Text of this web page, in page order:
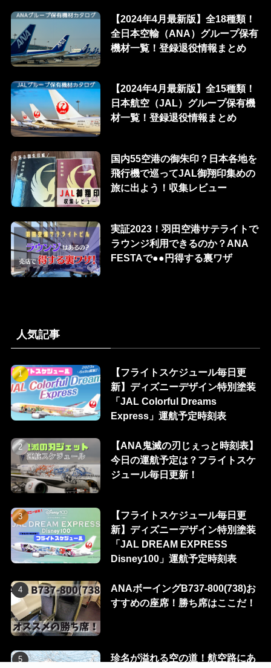
【2024年4月最新版】全18種類！
全日本空輸（ANA）グループ保有
機材一覧！登録退役情報まとめ
【2024年4月最新版】全15種類！
日本航空（JAL）グループ保有機
材一覧！登録退役情報まとめ
国内55空港の御朱印？日本各地を
飛行機で巡ってJAL御翔印集めの
旅に出よう！収集レビュー
実証2023！羽田空港サテライトで
ラウンジ利用できるのか？ANA
FESTAで●●円得する裏ワザ
人気記事
【フライトスケジュール毎日更
新】ディズニーデザイン特別塗装
「JAL Colorful Dreams
Express」運航予定時刻表
【ANA鬼滅の刃じぇっと時刻表】
今日の運航予定は？フライトスケ
ジュール毎日更新！
【フライトスケジュール毎日更
新】ディズニーデザイン特別塗装
「JAL DREAM EXPRESS
Disney100」運航予定時刻表
ANAボーイングB737-800(738)お
すすめの座席！勝ち席はここだ！
珍名が溢れる空の道！航空路にあ